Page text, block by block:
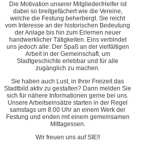
Die Motivation unserer Mitglieder/Helfer ist
dabei so breitgefächert wie die Vereine,
welche die Festung beherbergt. Sie reicht
vom Interesse an der historischen Bedeutung
der Anlage bis hin zum Erlernen neuer
handwerklicher Tätigkeiten. Eins verbindet
uns jedoch alle: Der Spaß an der vielfältigen
Arbeit in der Gemeinschaft, um
Stadtgeschichte erlebbar und für alle
zugänglich zu machen.
Sie haben auch Lust, in Ihrer Freizeit das
Stadtbild aktiv zu gestalten? Dann melden Sie
sich für nähere Informationen gerne bei uns.
Unsere Arbeitseinsätze starten in der Regel
samstags um 8:00 Uhr an einem Werk der
Festung und enden mit einem gemeinsamen
Mittagessen.
Wir freuen uns auf SIE!!